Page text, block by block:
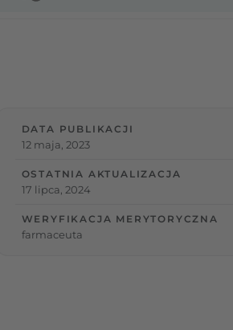
DATA PUBLIKACJI
12 maja, 2023
OSTATNIA AKTUALIZACJA
17 lipca, 2024
WERYFIKACJA MERYTORYCZNA
farmaceuta